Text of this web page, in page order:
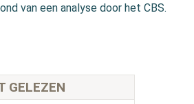
van een analyse door het CBS.
GELEZEN